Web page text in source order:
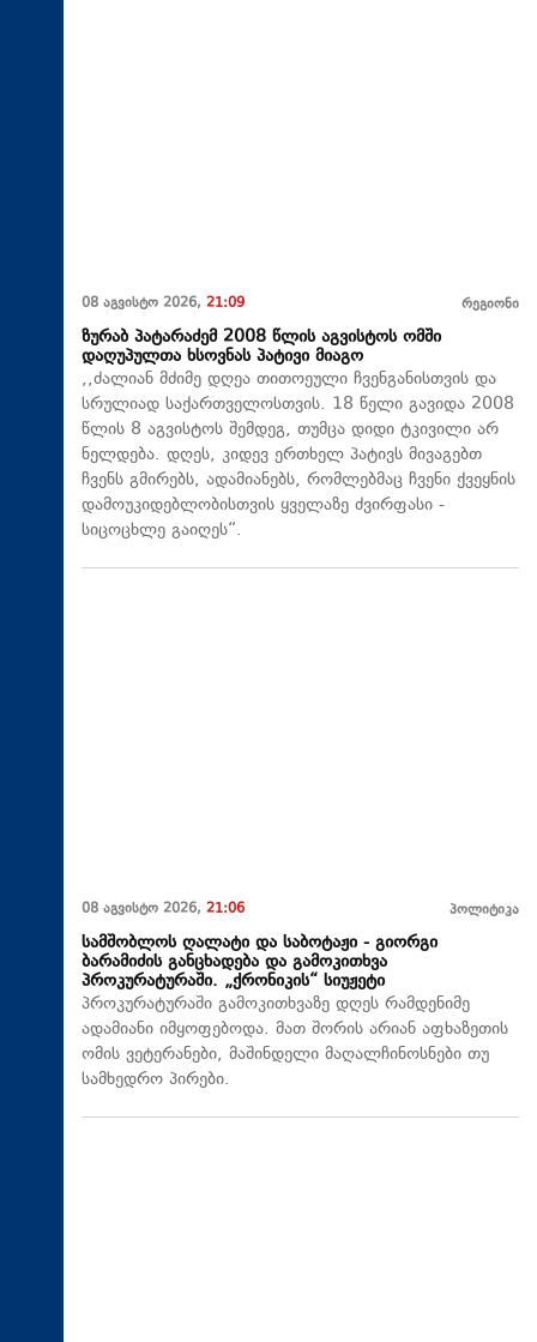
08 აგვისტო 2026, 21:09 რეგიონი
ზურაბ პატარაძემ 2008 წლის აგვისტოს ომში
დაღუპულთა ხსოვნას პატივი მიაგო
,,ძალიან მძიმე დღეა თითოეული ჩვენგანისთვის და
სრულიად საქართველოსთვის. 18 წელი გავიდა 2008
წლის 8 აგვისტოს შემდეგ, თუმცა დიდი ტკივილი არ
ნელდება. დღეს, კიდევ ერთხელ პატივს მივაგებთ
ჩვენს გმირებს, ადამიანებს, რომლებმაც ჩვენი ქვეყნის
დამოუკიდებლობისთვის ყველაზე ძვირფასი -
სიცოცხლე გაიღეს“.
08 აგვისტო 2026, 21:06 პოლიტიკა
სამშობლოს ღალატი და საბოტაჟი - გიორგი
ბარამიძის განცხადება და გამოკითხვა
პროკურატურაში. „ქრონიკის“ სიუჟეტი
პროკურატურაში გამოკითხვაზე დღეს რამდენიმე
ადამიანი იმყოფებოდა. მათ შორის არიან აფხაზეთის
ომის ვეტერანები, მაშინდელი მაღალჩინოსნები თუ
სამხედრო პირები.